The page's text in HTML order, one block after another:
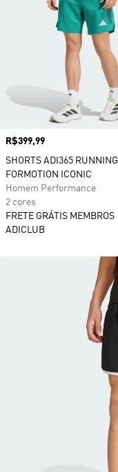
Preço
R$399,99
SHORTS ADI365 RUNNING
FORMOTION ICONIC
Homem Performance
2 cores
FRETE GRÁTIS MEMBROS
ADICLUB